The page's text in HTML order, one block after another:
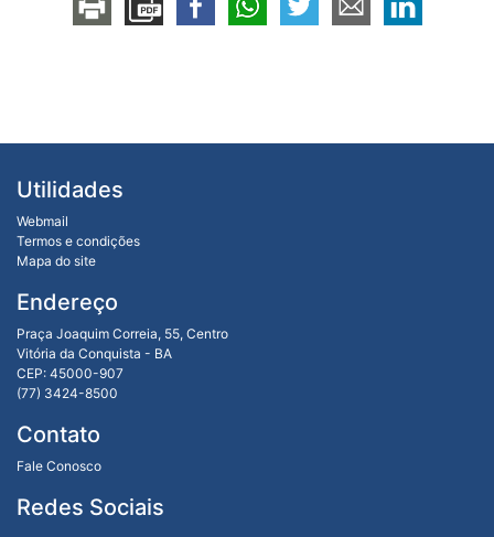
Utilidades
Webmail
Termos e condições
Mapa do site
Endereço
Praça Joaquim Correia, 55, Centro
Vitória da Conquista - BA
CEP: 45000-907
(77) 3424-8500
Contato
Fale Conosco
Redes Sociais